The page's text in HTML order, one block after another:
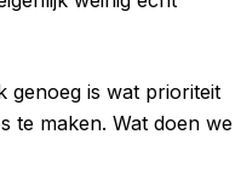
genoeg is wat prioriteit
te maken. Wat doen we